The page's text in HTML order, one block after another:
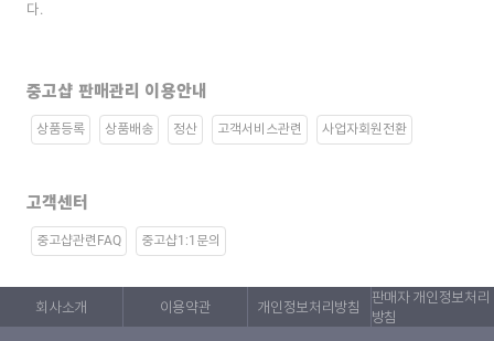
다.
중고샵 판매관리 이용안내
상품등록 상품배송 정산 고객서비스관련 사업자회원전환
고객센터
중고샵관련FAQ 중고샵1:1문의
회사소개 이용약관 개인정보처리방침
판매자 개인정보처리
방침